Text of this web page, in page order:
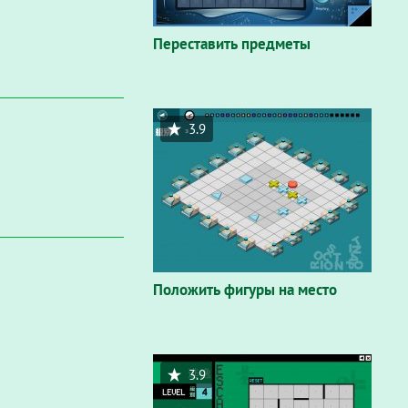
Переставить предметы
Положить фигуры на место
3.9
3.9